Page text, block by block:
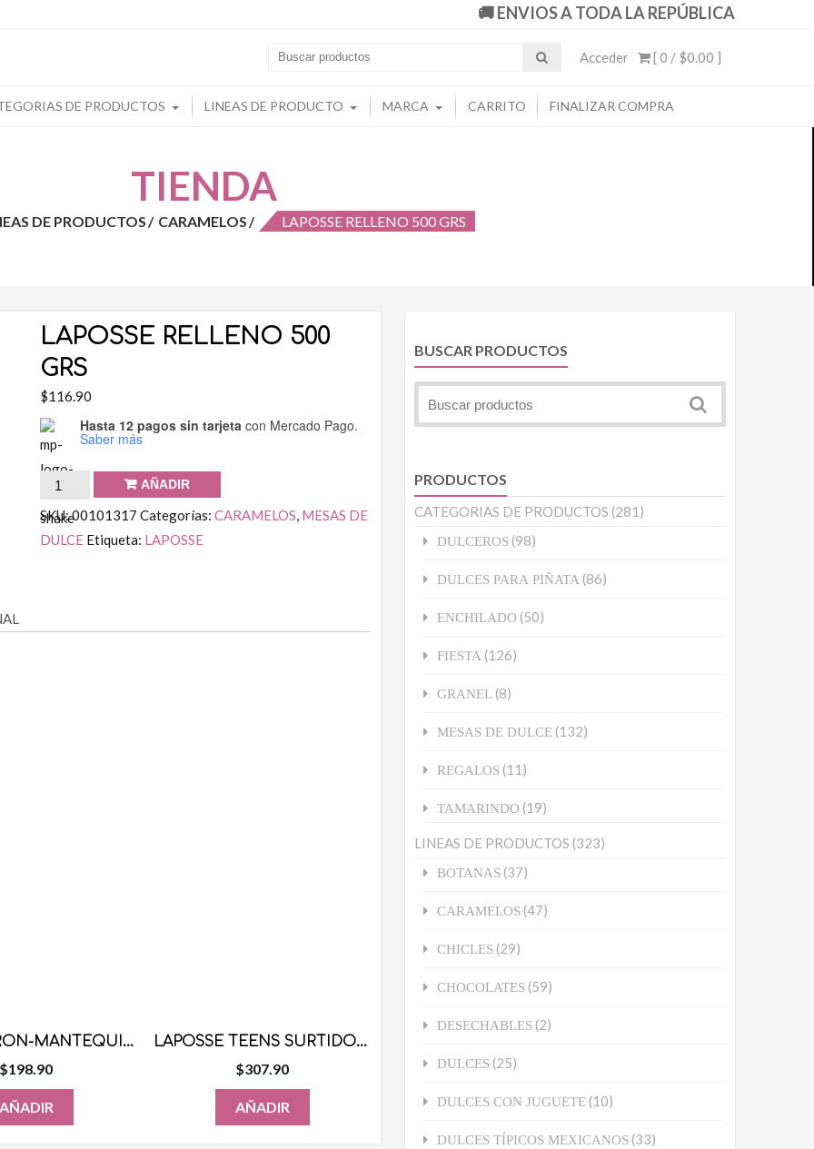
🚚 ENVIOS A TODA LA REPÚBLICA
[ 0 / $0.00 ]
Acceder
DE PRODUCTOS LINEAS DE PRODUCTO MARCA CARRITO FINALIZAR COMPRA
TIENDA
DE PRODUCTOS CARAMELOS LAPOSSE RELLENO 500 GRS
LAPOSSE RELLENO 500
GRS
$116.90
Hasta 12 pagos sin tarjeta con Mercado Pago.
Saber más
AÑADIR
SKU:00101317 Categorías:CARAMELOS, MESAS DE
DULCE Etiqueta: LAPOSSE
LAPOSSE RON-MANTEQUILLA 1KG
$198.90
AÑADIR
LAPOSSE TEENS SURTIDO 500 GRS
$307.90
AÑADIR
BUSCAR PRODUCTOS
PRODUCTOS
CATEGORIAS DE PRODUCTOS (281)
DULCEROS (98)
DULCES PARA PIÑATA (86)
ENCHILADO (50)
FIESTA (126)
GRANEL (8)
MESAS DE DULCE (132)
REGALOS (11)
TAMARINDO (19)
LINEAS DE PRODUCTOS (323)
BOTANAS (37)
CARAMELOS (47)
CHICLES (29)
CHOCOLATES (59)
DESECHABLES (2)
DULCES (25)
DULCES CON JUGUETE (10)
DULCES TÍPICOS MEXICANOS (33)